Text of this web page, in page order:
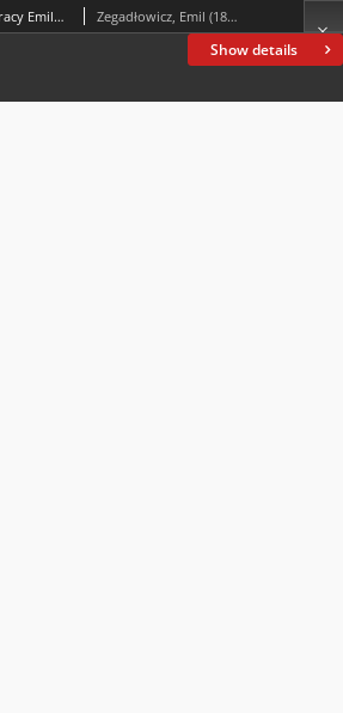
Show details
Materiały dotyczące współpracy Emila Zegadłowicza z rozgłośnią radiową w Poznaniu Zegadłowicz, Emil (1888-1941)